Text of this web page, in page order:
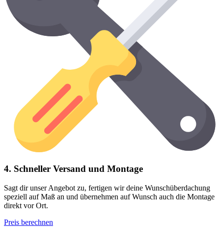
4. Schneller Versand und Montage
Sagt dir unser Angebot zu, fertigen wir deine Wunschüberdachung
speziell auf Maß an und übernehmen auf Wunsch auch die Montage
direkt vor Ort.
Preis berechnen